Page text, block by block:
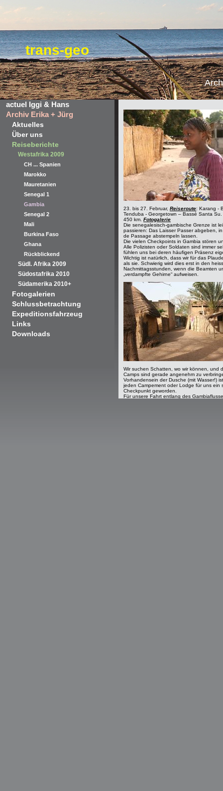
trans-geo
actuel Iggi & Hans
Archiv Erika + Jürg
Aktuelles
Über uns
Reiseberichte
Westafrika 2009
CH ... Spanien
Marokko
Mauretanien
Senegal 1
Gambia
Senegal 2
Mali
Burkina Faso
Ghana
Rückblickend
Südl. Afrika 2009
Südostafrika 2010
Südamerika 2010+
Fotogalerien
Schlussbetrachtung
Expeditionsfahrzeug
Links
Downloads
23. bis 27. Februar, Reiseroute: Karang -
Tenduba - Georgetown – Bassé Santa
450 km. Fotogalerie
Die senegalesisch-gambische Grenze ist
passieren: Das Laisser Passer abgeben,
de Passage abstempeln lassen.
Die vielen Checkpoints in Gambia stören
Alle Polizisten oder Soldaten sind immer
fühlen uns bei deren häufigen Präsenz
Wichtig ist natürlich, dass wir für das
als sie. Schwierig wird dies erst in den
Nachmittagsstunden, wenn die Beamten
„verdampfte Gehirne“ aufweisen.
Wir suchen Schatten, wo wir können, und
Camps sind gerade angenehm zu
Vorhandensein der Dusche (mit Wasser!)
jeden Campement oder Lodge für uns ein
Checkpunkt geworden.
Für unsere Fahrt entlang des